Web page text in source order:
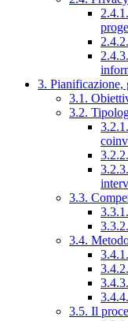
3. Pianificazione,
3.1.
3.2.
3.3.
3.4.
3.5. Il